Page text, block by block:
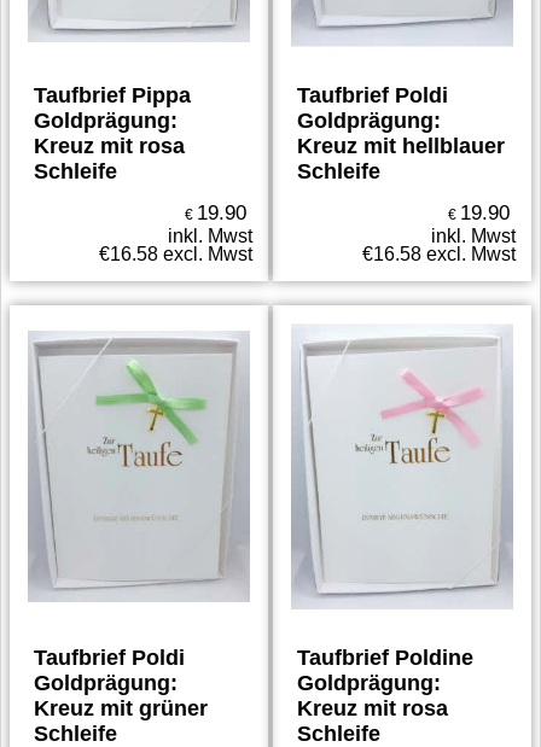
Taufbrief Pippa
Goldprägung:
Kreuz mit rosa
Schleife
€ 19.90
inkl. Mwst
€16.58 excl. Mwst
Taufbrief Poldi
Goldprägung:
Kreuz mit hellblauer
Schleife
€ 19.90
inkl. Mwst
€16.58 excl. Mwst
Taufbrief Poldi
Goldprägung:
Kreuz mit grüner
Schleife
Taufbrief Poldine
Goldprägung:
Kreuz mit rosa
Schleife